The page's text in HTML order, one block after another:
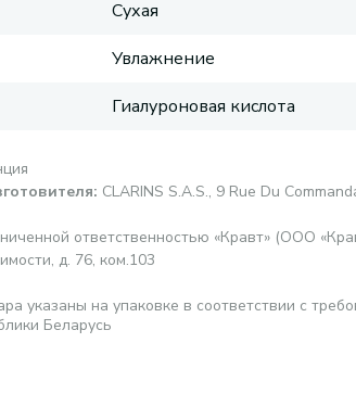
Сухая
Увлажнение
Гиалуроновая кислота
: CLARINS S.A.S., 9 Rue Du
ответственностью «Кравт» (ООО
д. 76, ком.103
указаны на упаковке в соответствии с
Беларусь